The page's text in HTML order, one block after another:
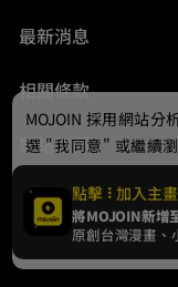
最新消息
相關條款
聯絡我們
© 2024
點擊 加入主
將MOJOIN新增
原創台灣漫畫、
MOJOIN 採用網站分
選 "我同意" 或繼續
Cookie，欲瞭解更多